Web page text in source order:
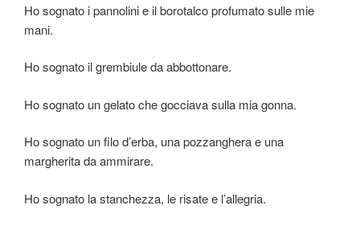
Ho sognato i pannolini e il borotalco profumato sulle mie
mani.
Ho sognato il grembiule da abbottonare.
Ho sognato un gelato che gocciava sulla mia gonna.
Ho sognato un filo d’erba, una pozzanghera e una
margherita da ammirare.
Ho sognato la stanchezza, le risate e l’allegria.